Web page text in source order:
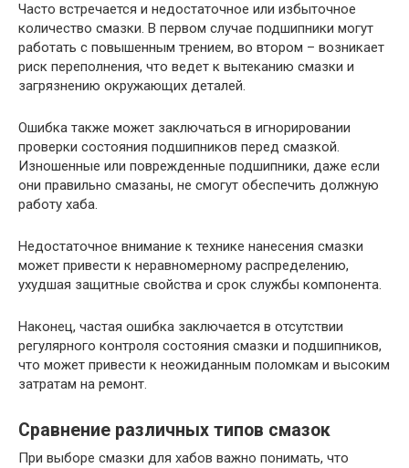
Часто встречается и недостаточное или избыточное
количество смазки. В первом случае подшипники могут
работать с повышенным трением, во втором – возникает
риск переполнения, что ведет к вытеканию смазки и
загрязнению окружающих деталей.
Ошибка также может заключаться в игнорировании
проверки состояния подшипников перед смазкой.
Изношенные или поврежденные подшипники, даже если
они правильно смазаны, не смогут обеспечить должную
работу хаба.
Недостаточное внимание к технике нанесения смазки
может привести к неравномерному распределению,
ухудшая защитные свойства и срок службы компонента.
Наконец, частая ошибка заключается в отсутствии
регулярного контроля состояния смазки и подшипников,
что может привести к неожиданным поломкам и высоким
затратам на ремонт.
Сравнение различных типов смазок
При выборе смазки для хабов важно понимать, что